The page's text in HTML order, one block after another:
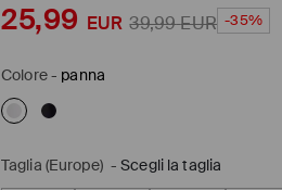
25,99 EUR 39,99EUR -35%
Colore- panna
Taglia (Europe) -Scegli la taglia